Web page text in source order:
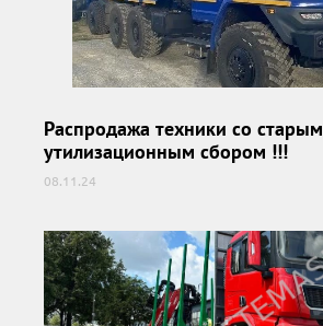
Распродажа техники со старым
утилизационным сбором !!!
08.11.24